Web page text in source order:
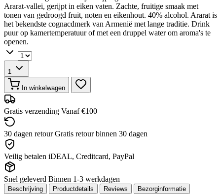
Ararat-vallei, gerijpt in eiken vaten. Zachte, fruitige smaak met
tonen van gedroogd fruit, noten en eikenhout. 40% alcohol. Ararat is
het bekendste cognacdmerk van Armenië met lange traditie. Drink
puur op kamertemperatuur of met een druppel water om aroma's te
openen.
1
In winkelwagen
Gratis verzending Vanaf €100
30 dagen retour Gratis retour binnen 30 dagen
Veilig betalen iDEAL, Creditcard, PayPal
Snel geleverd Binnen 1-3 werkdagen
Beschrijving Productdetails Reviews Bezorginformatie